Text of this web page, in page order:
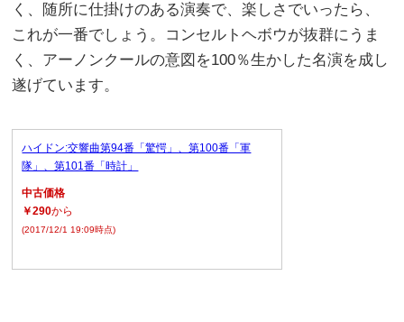
く、随所に仕掛けのある演奏で、楽しさでいったら、
これが一番でしょう。コンセルトヘボウが抜群にうま
く、アーノンクールの意図を100％生かした名演を成し
遂げています。
ハイドン:交響曲第94番「驚愕」、第100番「軍
隊」、第101番「時計」
中古価格
￥290から
(2017/12/1 19:09時点)